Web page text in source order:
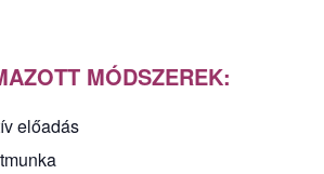
MÓDSZEREK:
előadás